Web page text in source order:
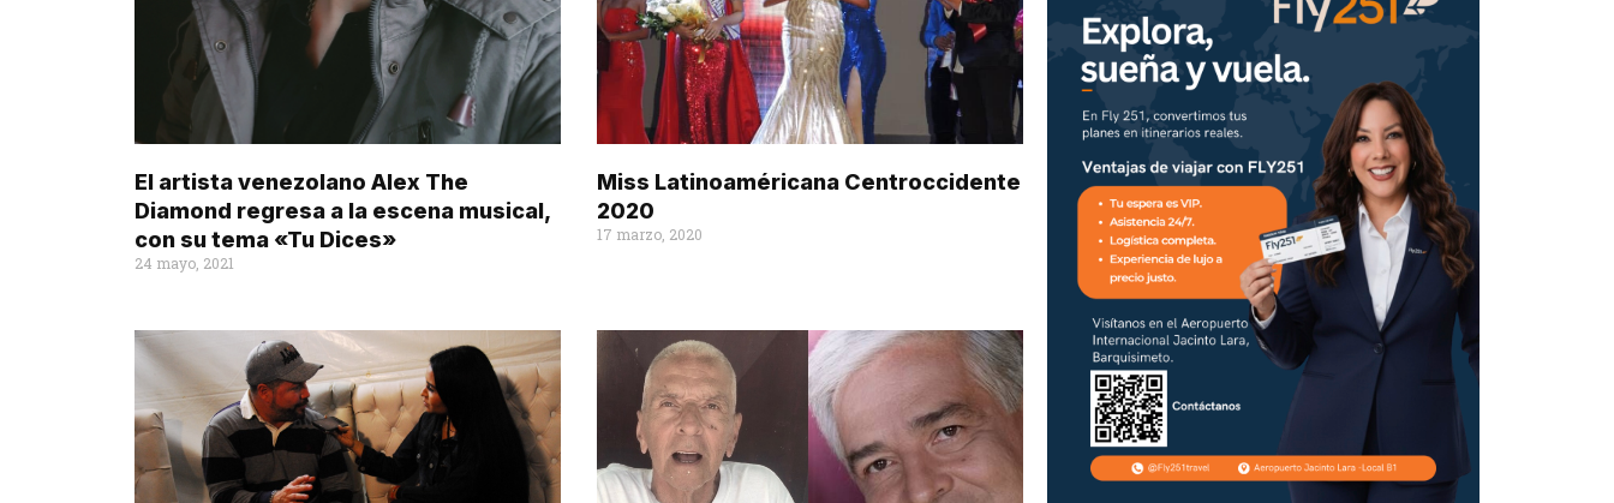
El artista venezolano Alex The
Diamond regresa a la escena musical,
con su tema «Tu Dices»
24 mayo, 2021
Miss Latinoaméricana Centroccidente
2020
17 marzo, 2020